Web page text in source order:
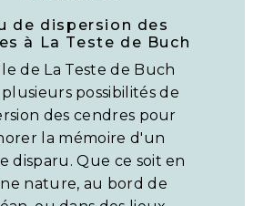
de dispersion des
à La Teste de Buch
de La Teste de Buch
possibilités de
des cendres pour
la mémoire d'un
disparu. Que ce soit en
nature, au bord de